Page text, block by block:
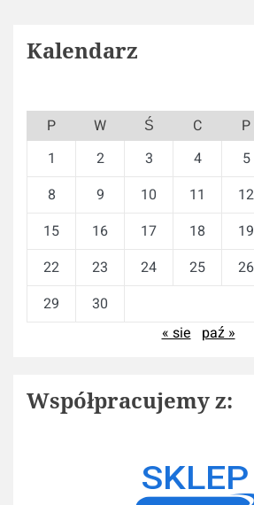
Kalendarz
P
W Ś C P
1
2 3 4 5
8
9 10 11 12
15
16 17 18 19
22
23 24 25 26
29
30
« sie paź »
Współpracujemy z: